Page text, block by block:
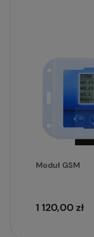
Moduł GSM
1 120,00 zł